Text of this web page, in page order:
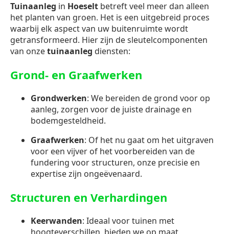
Tuinaanleg in Hoeselt betreft veel meer dan alleen
het planten van groen. Het is een uitgebreid proces
waarbij elk aspect van uw buitenruimte wordt
getransformeerd. Hier zijn de sleutelcomponenten
van onzetuinaanleg diensten:
Grond- en Graafwerken
Grondwerken: We bereiden de grond voor op
aanleg, zorgen voor de juiste drainage en
bodemgesteldheid.
Graafwerken: Of het nu gaat om het uitgraven
voor een vijver of het voorbereiden van de
fundering voor structuren, onze precisie en
expertise zijn ongeëvenaard.
Structuren en Verhardingen
Keerwanden: Ideaal voor tuinen met